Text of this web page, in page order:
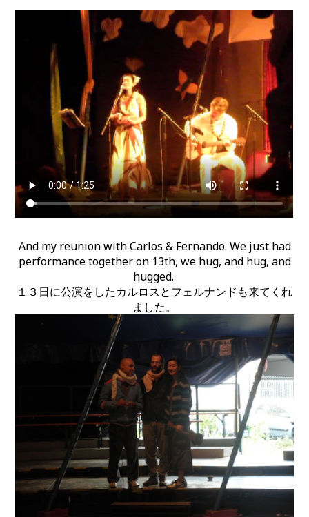
And my reunion with Carlos & Fernando. We just had
performance together on 13th, we hug, and hug, and
hugged.
１３日に公演をしたカルロスとフェルナンドも来てくれ
ました。